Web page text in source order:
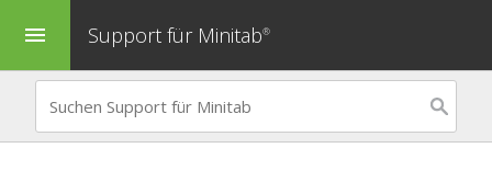
menu Support für Minitab®